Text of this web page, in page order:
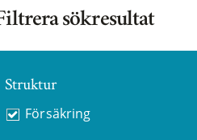
sökresultat
Struktur
Försäkring